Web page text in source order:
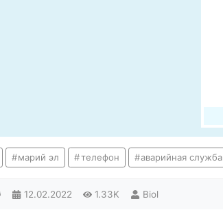
марий эл телефон аварийная служба
12.02.2022 1.33K Biol